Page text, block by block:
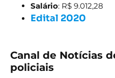
Salário: R$ 9.012,28
Edital 2020
Canal de Notícias
policiais